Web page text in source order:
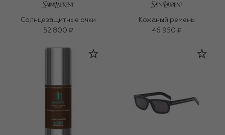
Солнцезащитные очки
52 800 ₽
Кожаный ремень
46 950 ₽